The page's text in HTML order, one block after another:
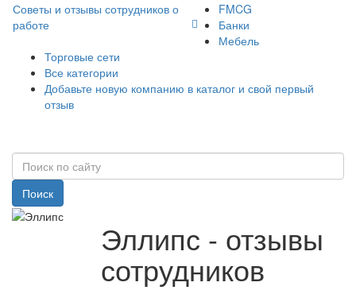
Советы и отзывы сотрудников о
работе
FMCG
Банки
Мебель
Торговые сети
Все категории
Добавьте новую компанию в каталог и свой первый
отзыв
Поиск
Эллипс - отзывы
сотрудников